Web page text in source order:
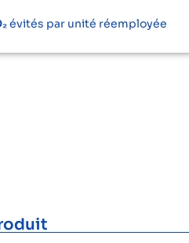
évités par unité réemployée